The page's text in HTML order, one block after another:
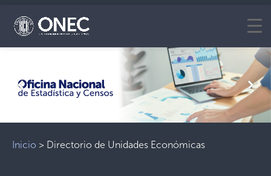
Previous Next
Inicio > Directorio de Unidades Económicas